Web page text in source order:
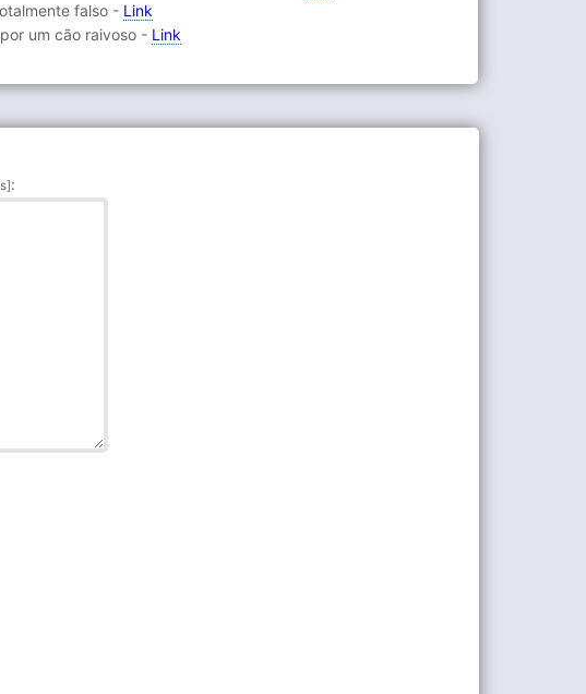
falso - Link
um cão raivoso - Link
: